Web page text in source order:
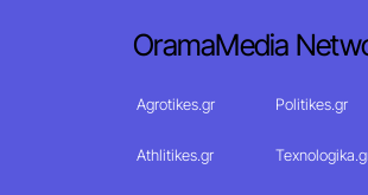
OramaMedia
Agrotikes.gr Politikes.gr
Athlitikes.gr